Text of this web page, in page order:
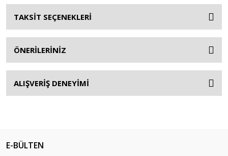
TAKSİT SEÇENEKLERİ
ÖNERİLERİNİZ
ALIŞVERİŞ DENEYİMİ
E-BÜLTEN